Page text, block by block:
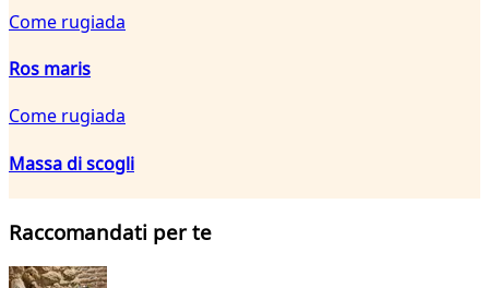
Come rugiada
Ros maris
Come rugiada
Massa di scogli
Raccomandati per te